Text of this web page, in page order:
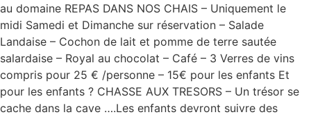
au domaine REPAS DANS NOS CHAIS – Uniquement le
midi Samedi et Dimanche sur réservation – Salade
Landaise – Cochon de lait et pomme de terre sautée
salardaise – Royal au chocolat – Café – 3 Verres de vins
compris pour 25 € /personne – 15€ pour les enfants Et
pour les enfants ? CHASSE AUX TRESORS – Un trésor se
cache dans la cave ….Les enfants devront suivre des